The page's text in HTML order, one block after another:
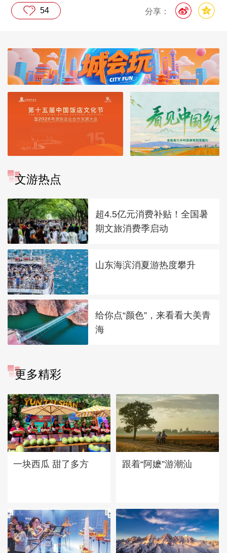
分享：
54
文游热点
超4.5亿元消费补贴！全国暑
期文旅消费季启动
山东海滨消夏游热度攀升
给你点“颜色”，来看看大美青
海
更多精彩
一块西瓜 甜了多方 跟着“阿嬷”游潮汕